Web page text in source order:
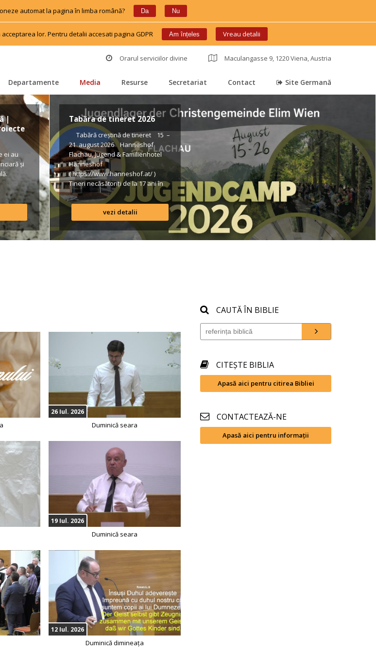
automat la pagina în limba română? Da Nu
lor. Pentru detalii accesati pagina GDPR Am înțele Vreau detalii
Orarul serviciilor divine Maculangasse 9, 1220 Viena, Austria
Departamente Media Resurse Secretariat Contact Site Germană
|
ei au
și
Tabăra de tineret 2026
Tabără creștină de tineret 15 –
21 august 2026 Hanneshof
Flachau, Jugend & Familienhotel
Hanneshof
( https://www.hanneshof.at/ )
Tineri necăsătoriți de la 17 ani în
us € 420/ p.P. (inclusiv
Vollpension, activități, transport*)
Formular de înscriere
Regulamentul taberei *Având
în vedere că o parte din
transportul […]
vezi detalii
26 Iul. 2026
Duminică seara
19 Iul. 2026
Duminică seara
12 Iul. 2026
Duminică dimineața
CAUTĂ ÎN BIBLIE
CITEȘTE BIBLIA
Apasă aici pentru citirea Bibliei
CONTACTEAZĂ-NE
Apasă aici pentru informații